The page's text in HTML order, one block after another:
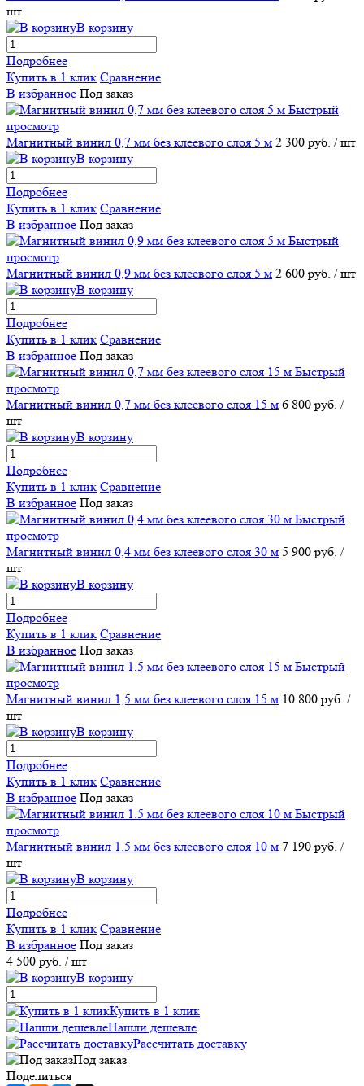
шт
В корзину
Подробнее
Купить в 1 клик Сравнение
В избранное Под заказ
Быстрый
просмотр
Магнитный винил 0,7 мм без клеевого слоя 5 м 2 300 руб. / шт
В корзину
Подробнее
Купить в 1 клик Сравнение
В избранное Под заказ
Быстрый
просмотр
Магнитный винил 0,9 мм без клеевого слоя 5 м 2 600 руб. / шт
В корзину
Подробнее
Купить в 1 клик Сравнение
В избранное Под заказ
Быстрый
просмотр
Магнитный винил 0,7 мм без клеевого слоя 15 м 6 800 руб. /
шт
В корзину
Подробнее
Купить в 1 клик Сравнение
В избранное Под заказ
Быстрый
просмотр
Магнитный винил 0,4 мм без клеевого слоя 30 м 5 900 руб. /
шт
В корзину
Подробнее
Купить в 1 клик Сравнение
В избранное Под заказ
Быстрый
просмотр
Магнитный винил 1,5 мм без клеевого слоя 15 м 10 800 руб. /
шт
В корзину
Подробнее
Купить в 1 клик Сравнение
В избранное Под заказ
Быстрый
просмотр
Магнитный винил 1.5 мм без клеевого слоя 10 м 7 190 руб. /
шт
В корзину
Подробнее
Купить в 1 клик Сравнение
В избранное Под заказ
4 500 руб. / шт
В корзину
Купить в 1 клик
Нашли дешевле
Рассчитать доставку
Под заказ
Поделиться